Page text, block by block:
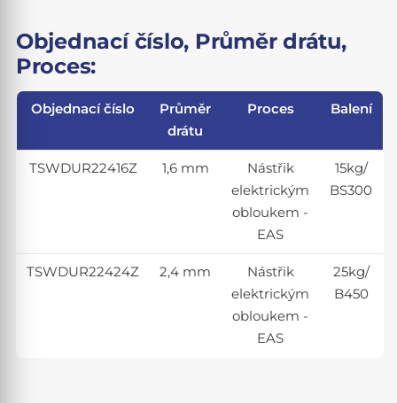
Objednací číslo, Průměr drátu,
Proces:
Objednací číslo
Průměr
drátu
Proces Balení
TSWDUR22416Z 1,6 mm
Nástřik
elektrickým
obloukem -
EAS
15kg/
BS300
TSWDUR22424Z 2,4 mm
Nástřik
elektrickým
obloukem -
EAS
25kg/
B450